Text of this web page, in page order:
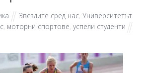
Звездите сред нас ,Университетът
, моторни спортове, успели студенти